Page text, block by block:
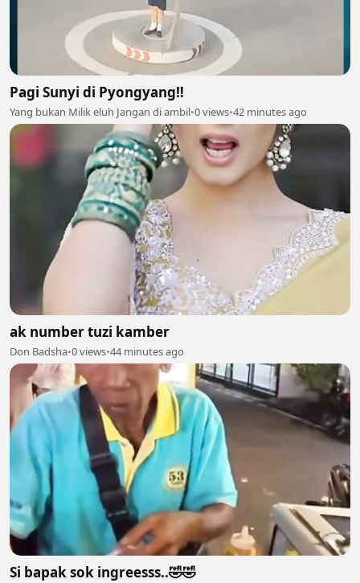
Pagi Sunyi di Pyongyang‼️
Yang bukan Milik eluh Jangan di ambil•0 views•42 minutes ago
ak number tuzi kamber
Don Badsha•0 views•44 minutes ago
Si bapak sok ingreesss..🤣🤣